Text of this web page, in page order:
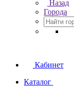
Назад
Города
Кабинет
Каталог